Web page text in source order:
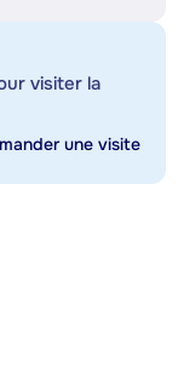
visiter la
une visite